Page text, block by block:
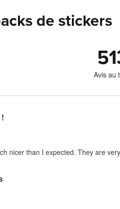
de stickers
Avis au
nicer than I expected. They are